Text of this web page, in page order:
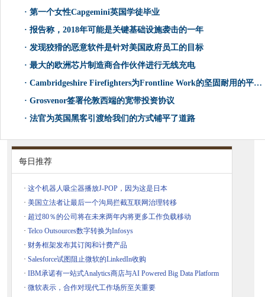
· 第一个女性Capgemini英国学徒毕业
· 报告称，2018年可能是关键基础设施袭击的一年
· 发现狡猾的恶意软件是针对美国政府员工的目标
· 最大的欧洲芯片制造商合作伙伴进行无线充电
· Cambridgeshire Firefighters为Frontline Work的坚固耐用的平板电脑
· Grosvenor签署伦敦西端的宽带投资协议
· 法官为英国黑客引渡给我们的方式铺平了道路
每日推荐
· 这个机器人吸尘器播放J-POP，因为这是日本
· 美国立法者让最后一个沟局拦截互联网治理转移
· 超过80％的公司将在未来两年内将更多工作负载移动
· Telco Outsources数字转换为Infosys
· 财务框架发布其订阅和计费产品
· Salesforce试图阻止微软的LinkedIn收购
· IBM承诺有一站式Analytics商店与AI Powered Big Data Platform
· 微软表示，合作对现代工作场所至关重要